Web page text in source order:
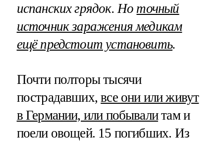
испанских грядок. Но точный
источник заражения медикам
ещё предстоит установить.
Почти полторы тысячи
пострадавших,все они или живут
в Германии, или побывалитам и
поели овощей. 15 погибших. Из